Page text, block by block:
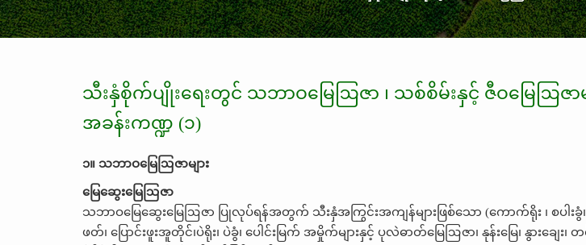
သီးနှံစိုက်ပျိုးရေးတွင် သဘာဝမြေဩဇာ ၊ သစ်စိမ်းနှင့် ဇီဝမြေဩဇာမ
အခန်းကဏ္ဍ (၁)
၁။ သဘာဝမြေဩဇာများ
မြေဆွေးမြေဩဇာ
သဘာဝမြေဆွေးမြေဩဇာ ပြုလုပ်ရန်အတွက် သီးနှံအကြွင်းအကျန်များဖြစ်သော (ကောက်ရိုး ၊ စပါးခွံ၊ နှ
ဖတ်၊ ပြောင်းဖူးအူတိုင်၊ပဲရိုး၊ ပဲခွံ၊ ပေါင်းမြက် အမှိုက်များနှင့် ပုလဲဓာတ်မြေဩဇာ၊ နုန်းမြေ၊ နွား